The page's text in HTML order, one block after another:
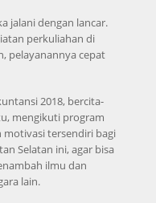
jalani dengan lancar.
perkuliahan di
pelayanannya cepat
2018, bercita-
mengikuti program
motivasi tersendiri bagi
Selatan ini, agar bisa
ilmu dan
lain.